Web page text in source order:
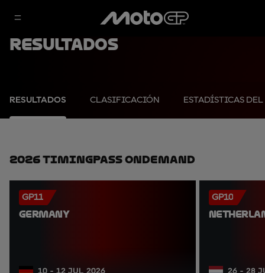
Resultados
RESULTADOS CLASIFICACIÓN ESTADÍSTICAS
2026 TimingPass OnDemand
GP11
GERMANY
10 - 12 JUL 2026
GP10
26 - 28